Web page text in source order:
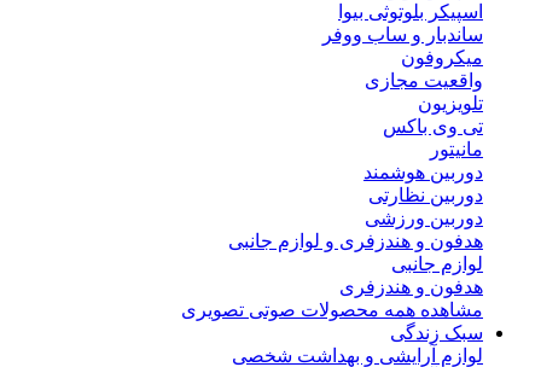
اسپیکر بلوتوثی بیوا
ساندبار و ساب ووفر
میکروفون
واقعیت مجازی
تلویزیون
تی وی باکس
مانیتور
دوربین هوشمند
دوربین نظارتی
دوربین ورزشی
هدفون و هندزفری و لوازم جانبی
لوازم جانبی
هدفون و هندزفری
مشاهده همه محصولات صوتی تصویری
سبک زندگی
لوازم آرایشی و بهداشت شخصی